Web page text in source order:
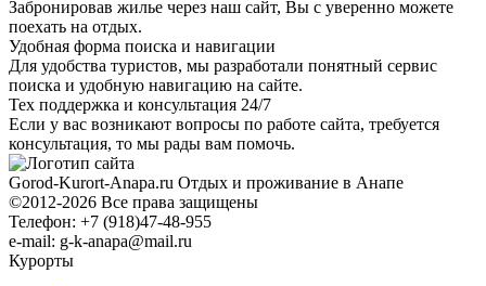
Забронировав жилье через наш сайт, Вы с уверенно можете
поехать на отдых.
Удобная форма поиска и навигации
Для удобства туристов, мы разработали понятный сервис
поиска и удобную навигацию на сайте.
Тех поддержка и консультация 24/7
Если у вас возникают вопросы по работе сайта, требуется
консультация, то мы рады вам помочь.
Gorod-Kurort-Anapa.ru Отдых и проживание в Анапе
©2012-2026 Все права защищены
Телефон: +7 (918)47-48-955
e-mail: g-k-anapa@mail.ru
Курорты